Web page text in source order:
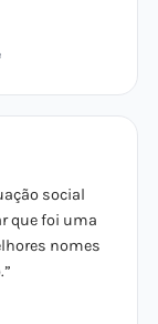
social
que foi uma
nomes